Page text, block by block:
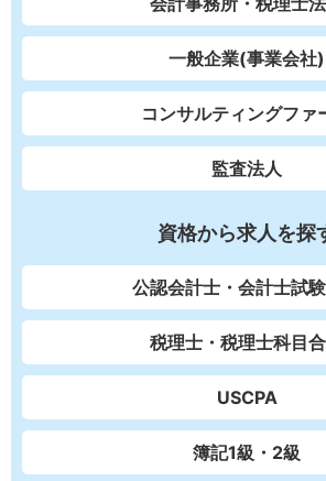
一般企業(事業会社)
コンサルティングファ
監査法人
資格から求人を探
公認会計士・会計士試
税理士・税理士科目
USCPA
簿記1級・2級